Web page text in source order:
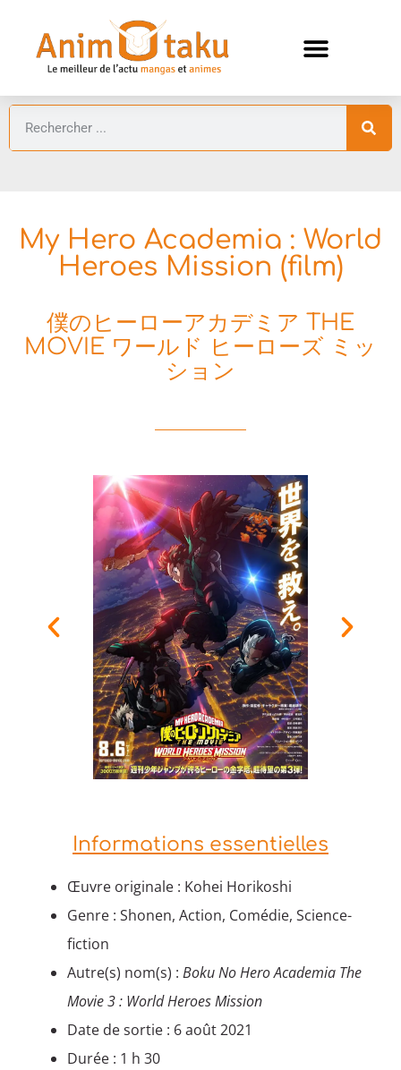
My Hero Academia : World
Heroes Mission (film)
僕のヒーローアカデミア THE
MOVIE ワールド ヒーローズ ミッ
ション
Informations essentielles
Œuvre originale : Kohei Horikoshi
Genre : Shonen, Action, Comédie, Science-
fiction
Autre(s) nom(s) : Boku No Hero Academia The
Movie 3 : World Heroes Mission
Date de sortie : 6 août 2021
Durée : 1 h 30